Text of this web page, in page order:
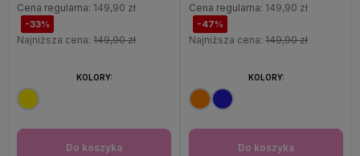
Cena regularna: 149,90 zł
-33%
Najniższa cena: 149,90 zł
Do koszyka
KOLORY:
Cena regularna: 149,90 zł
-47%
Najniższa cena: 149,90 zł
Do koszyka
KOLORY: